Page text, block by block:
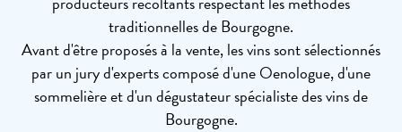
traditionnelles de Bourgogne.
Avant d'être proposés à la vente, les vins sont sélectionnés
par un jury d'experts composé d'une Oenologue, d'une
sommelière et d'un dégustateur spécialiste des vins de
Bourgogne.